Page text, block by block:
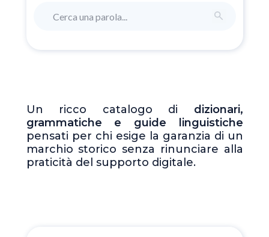
Un ricco catalogo di dizionari,
grammatiche e guide linguistiche
pensati per chi esige la garanzia di un
marchio storico senza rinunciare alla
praticità del supporto digitale.